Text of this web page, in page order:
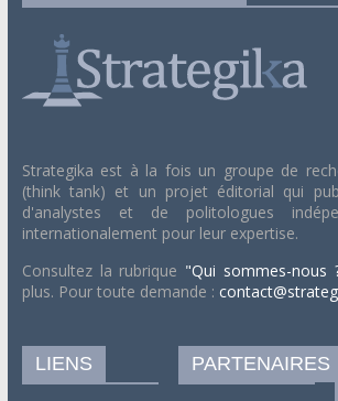
Strategika est à la fois un groupe de
(think tank) et un projet éditorial qui
d'analystes et de politologues
internationalement pour leur expertise.
Consultez la rubrique "Qui sommes-nous
plus. Pour toute demande :
LIENS PARTENAIRES